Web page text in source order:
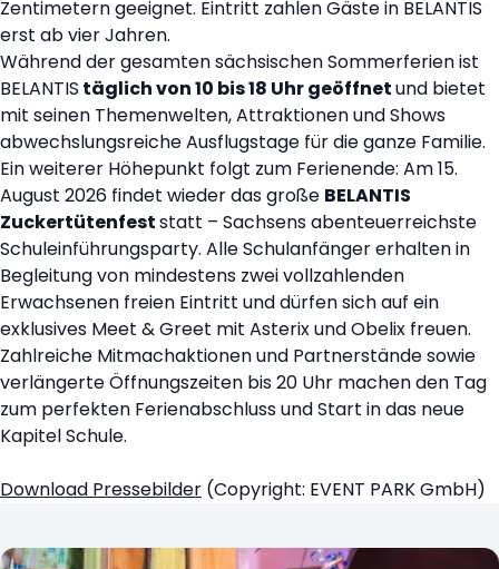
Zentimetern geeignet. Eintritt zahlen Gäste in BELANTIS
erst ab vier Jahren.
Während der gesamten sächsischen Sommerferien ist
BELANTIS täglich von 10 bis 18 Uhr geöffnetund bietet
mit seinen Themenwelten, Attraktionen und Shows
abwechslungsreiche Ausflugstage für die ganze Familie.
Ein weiterer Höhepunkt folgt zum Ferienende: Am 15.
August 2026 findet wieder das große BELANTIS
Zuckertütenfeststatt – Sachsens abenteuerreichste
Schuleinführungsparty. Alle Schulanfänger erhalten in
Begleitung von mindestens zwei vollzahlenden
Erwachsenen freien Eintritt und dürfen sich auf ein
exklusives Meet & Greet mit Asterix und Obelix freuen.
Zahlreiche Mitmachaktionen und Partnerstände sowie
verlängerte Öffnungszeiten bis 20 Uhr machen den Tag
zum perfekten Ferienabschluss und Start in das neue
Kapitel Schule.
Download Pressebilder (Copyright: EVENT PARK GmbH)